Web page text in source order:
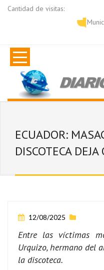
Cantidad de visitas:
ECUADOR:
DISCOTECA
12/08/2025
Entre las víctimas
Urquizo, hermano del
la discoteca.